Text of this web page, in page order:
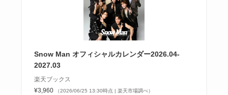
Snow Man オフィシャルカレンダー2026.04-
2027.03
楽天ブックス
¥3,960
（2026/06/25 13:30時点 | 楽天市場調べ）